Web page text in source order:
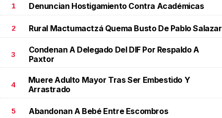
1 Denuncian Hostigamiento Contra Académicas
2 Rural Mactumactzá Quema Busto De Pablo Salazar
3
Condenan A Delegado Del DIF Por Respaldo A
Paxtor
4
Muere Adulto Mayor Tras Ser Embestido Y
Arrastrado
5 Abandonan A Bebé Entre Escombros